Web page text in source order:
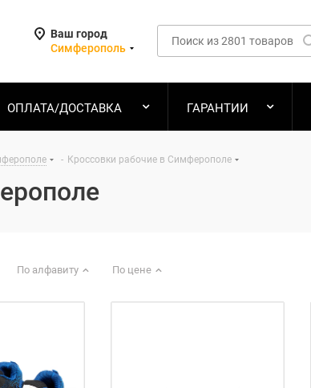
Ваш город
Симферополь
ОПЛАТА/ДОСТАВКА ГАРАНТИИ
- Кроссовки рабочие в Симферополе
По алфавиту По цене